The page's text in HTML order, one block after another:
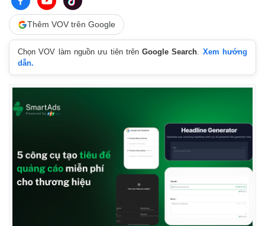
Thị trường
Thêm VOV trên Google
Chọn VOV làm nguồn ưu tiên trênGoogle Search. Xem hướng
dẫn.